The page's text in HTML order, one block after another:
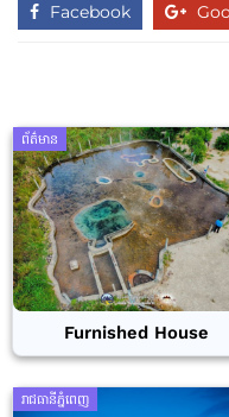
Facebook
ព័ត៌មាន
Furnished House
រាជធានីភ្នំពេញ